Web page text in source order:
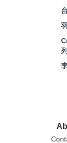
列